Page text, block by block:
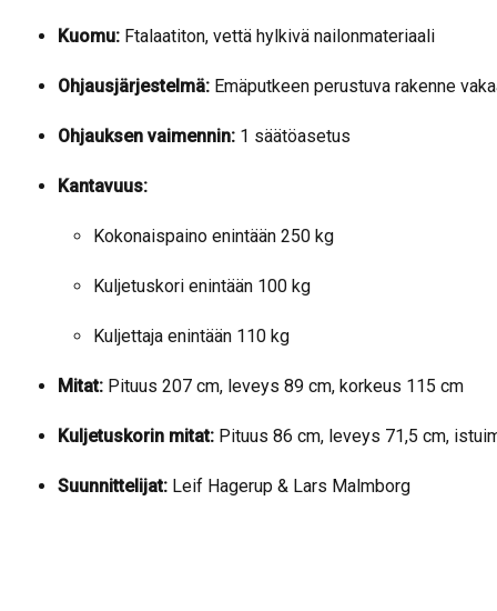
Kuomu: Ftalaatiton, vettä hylkivä nailonmateriaali
Ohjausjärjestelmä: Emäputkeen perustuva rakenne
Ohjauksen vaimennin: 1 säätöasetus
Kantavuus:
Kokonaispaino enintään 250 kg
Kuljetuskori enintään 100 kg
Kuljettaja enintään 110 kg
Mitat: Pituus 207 cm, leveys 89 cm, korkeus 115 cm
Kuljetuskorin mitat: Pituus 86 cm, leveys 71,5 cm,
Suunnittelijat: Leif Hagerup & Lars Malmborg